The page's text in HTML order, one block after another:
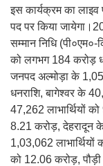
इस कार्यक्रम का
पद पर किया
सम्मान निधि (पी०एम०-
को लगभग 184 करोड़
जनपद अल्मोड़ा के
धनराशि, बागेश्वर के
47,262 लाभार्थियों
8.21 करोड़, देहरादून के
1,03,062 लाभार्थियों
को 12.06 करोड़,